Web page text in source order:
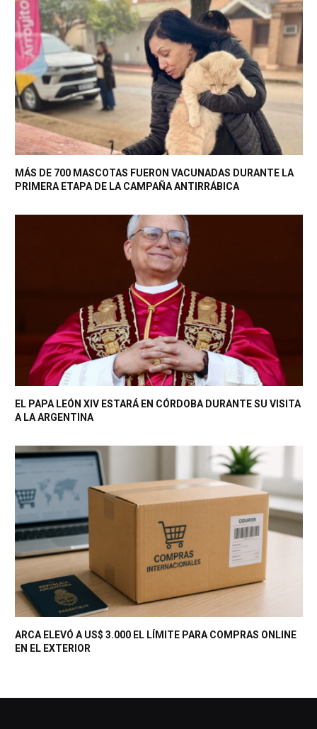
MÁS DE 700 MASCOTAS FUERON VACUNADAS DURANTE LA
PRIMERA ETAPA DE LA CAMPAÑA ANTIRRÁBICA
EL PAPA LEÓN XIV ESTARÁ EN CÓRDOBA DURANTE SU VISITA
A LA ARGENTINA
ARCA ELEVÓ A US$ 3.000 EL LÍMITE PARA COMPRAS ONLINE
EN EL EXTERIOR